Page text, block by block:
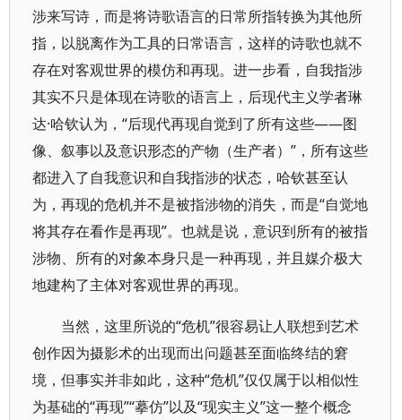
涉来写诗，而是将诗歌语言的日常所指转换为其他所
指，以脱离作为工具的日常语言，这样的诗歌也就不
存在对客观世界的模仿和再现。进一步看，自我指涉
其实不只是体现在诗歌的语言上，后现代主义学者琳
达·哈钦认为，“后现代再现自觉到了所有这些——图
像、叙事以及意识形态的产物（生产者）”，所有这些
都进入了自我意识和自我指涉的状态，哈钦甚至认
为，再现的危机并不是被指涉物的消失，而是“自觉地
将其存在看作是再现”。也就是说，意识到所有的被指
涉物、所有的对象本身只是一种再现，并且媒介极大
地建构了主体对客观世界的再现。
当然，这里所说的“危机”很容易让人联想到艺术
创作因为摄影术的出现而出问题甚至面临终结的窘
境，但事实并非如此，这种“危机”仅仅属于以相似性
为基础的“再现”“摹仿”以及“现实主义”这一整个概念